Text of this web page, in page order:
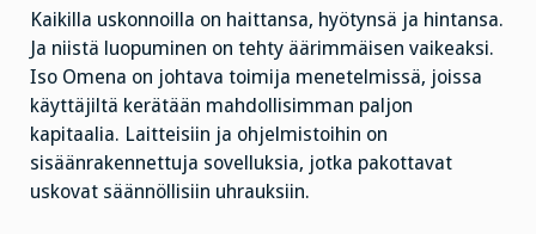
Kaikilla uskonnoilla on haittansa, hyötynsä ja hintansa.
Ja niistä luopuminen on tehty äärimmäisen vaikeaksi.
Iso Omena on johtava toimija menetelmissä, joissa
käyttäjiltä kerätään mahdollisimman paljon
kapitaalia. Laitteisiin ja ohjelmistoihin on
sisäänrakennettuja sovelluksia, jotka pakottavat
uskovat säännöllisiin uhrauksiin.